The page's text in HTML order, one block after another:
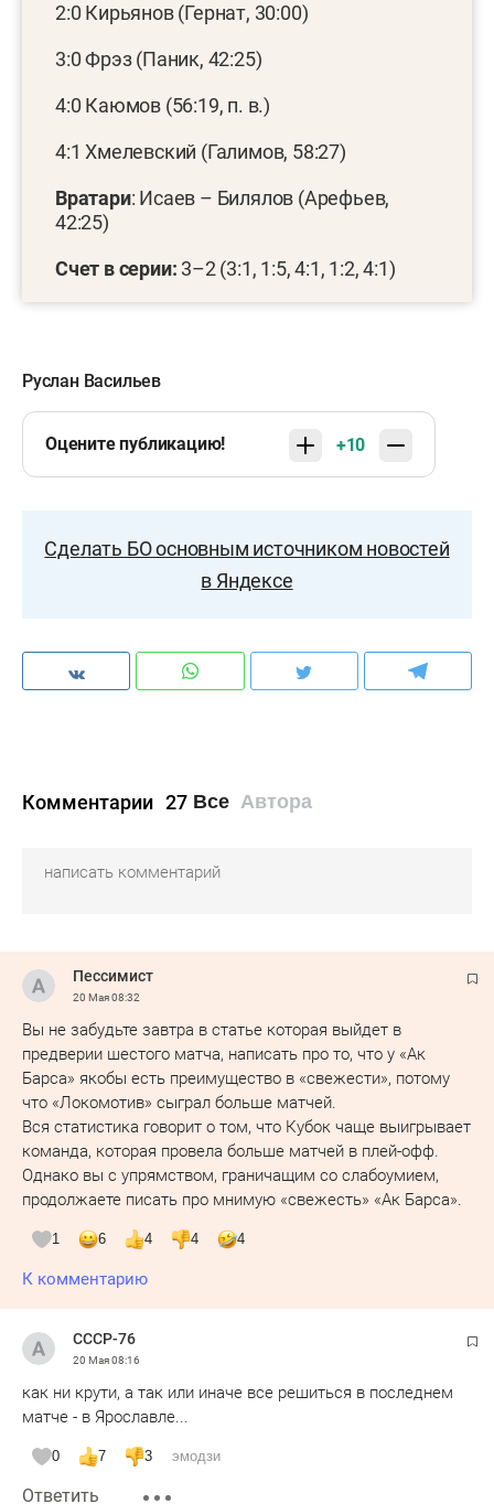
2:0 Кирьянов (Гернат, 30:00)
3:0 Фрэз (Паник, 42:25)
4:0 Каюмов (56:19, п. в.)
4:1 Хмелевский (Галимов, 58:27)
Вратари: Исаев – Билялов (Арефьев,
42:25)
Счет в серии: 3–2 (3:1, 1:5, 4:1, 1:2, 4:1)
Руслан Васильев
Оцените публикацию! +10
Сделать БО основным источником новостей
в Яндексе
Комментарии 27 Все Автора
Пессимист
20 Мая08:32
Вы не забудьте завтра в статье которая выйдет в
предверии шестого матча, написать про то, что у «Ак
Барса» якобы есть преимущество в «свежести», потому
что «Локомотив» сыграл больше матчей.
Вся статистика говорит о том, что Кубок чаще выигрывает
команда, которая провела больше матчей в плей-офф.
Однако вы с упрямством, граничащим со слабоумием,
продолжаете писать про мнимую «свежесть» «Ак Барса».
1 6 4 4 4
К комментарию
СССР-76
20 Мая08:16
как ни крути, а так или иначе все решиться в последнем
матче - в Ярославле...
0 7 3 эмодзи
Ответить